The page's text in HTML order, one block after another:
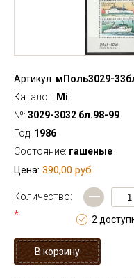
Артикул: мПоль3029-
Каталог: Mi
№: 3029-3032 бл.98-99
Год: 1986
Состояние: гашеные
Цена: 390,00 руб.
Количество:
*
—
2